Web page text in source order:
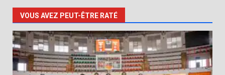
VOUS AVEZ PEUT-ÊTRE RATÉ